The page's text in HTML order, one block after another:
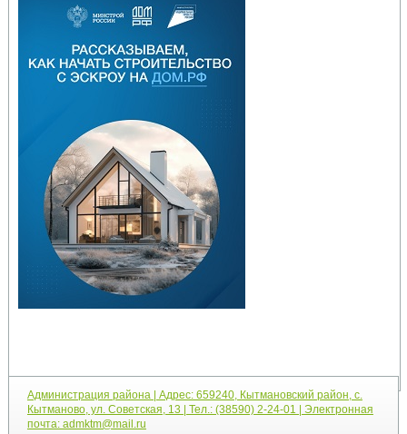
Администрация района | Адрес: 659240, Кытмановский район, с.
Кытманово, ул. Советская, 13 | Тел.: (38590) 2-24-01 | Электронная
почта: admktm@mail.ru